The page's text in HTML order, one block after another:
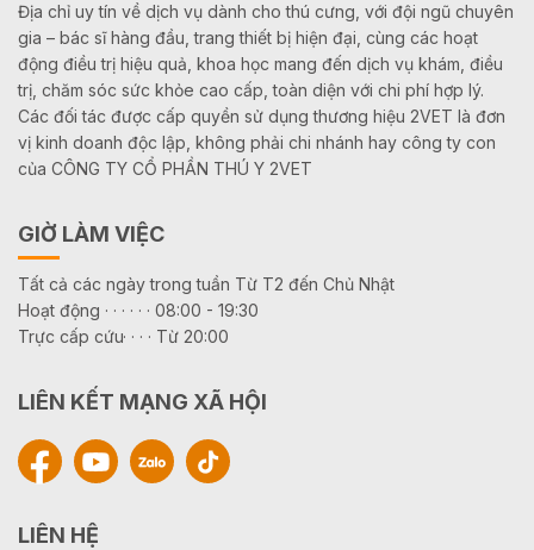
Địa chỉ uy tín về dịch vụ dành cho thú cưng, với đội ngũ chuyên
gia – bác sĩ hàng đầu, trang thiết bị hiện đại, cùng các hoạt
động điều trị hiệu quả, khoa học mang đến dịch vụ khám, điều
trị, chăm sóc sức khỏe cao cấp, toàn diện với chi phí hợp lý.
Các đối tác được cấp quyền sử dụng thương hiệu 2VET là đơn
vị kinh doanh độc lập, không phải chi nhánh hay công ty con
của CÔNG TY CỔ PHẦN THÚ Y 2VET
GIỜ LÀM VIỆC
Tất cả các ngày trong tuần Từ T2 đến Chủ Nhật
Hoạt động · · · · · · 08:00 - 19:30
Trực cấp cứu· · · · Từ 20:00
LIÊN KẾT MẠNG XÃ HỘI
LIÊN HỆ